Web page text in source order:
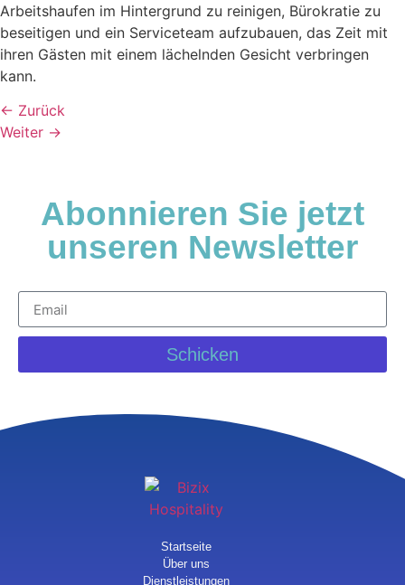
Arbeitshaufen im Hintergrund zu reinigen, Bürokratie zu
beseitigen und ein Serviceteam aufzubauen, das Zeit mit
ihren Gästen mit einem lächelnden Gesicht verbringen
kann.
← Zurück
Weiter →
Abonnieren Sie jetzt
unseren Newsletter
Schicken
Startseite
Über uns
Dienstleistungen